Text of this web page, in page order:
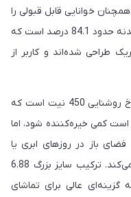
خوانایی قابل قبولی را
تضمین می‌کند. نسبت صفحه‌نمایش به بدنه حدود 84.1 درصد است که
طراحی شده‌اند و کاربر از
نکته قابل توجه دیگر در این نمایشگر، نرخ روشنایی 450 نیت است که
کمی خیره‌کننده شود، اما
باز در روزهای ابری یا
ساعات غیر ظهر کاملاً رضایت‌بخش عمل می‌کند. ترکیب سایز بزرگ 6.88
را به گزینه‌ای عالی برای تماشای